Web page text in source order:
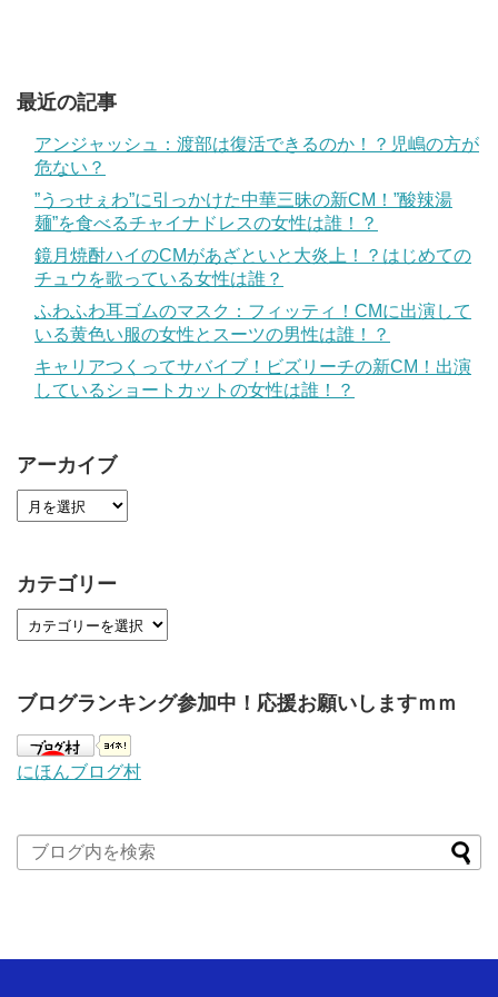
最近の記事
アンジャッシュ：渡部は復活できるのか！？児嶋の方が
危ない？
”うっせぇわ”に引っかけた中華三昧の新CM！”酸辣湯
麺”を食べるチャイナドレスの女性は誰！？
鏡月焼酎ハイのCMがあざといと大炎上！？はじめての
チュウを歌っている女性は誰？
ふわふわ耳ゴムのマスク：フィッティ！CMに出演して
いる黄色い服の女性とスーツの男性は誰！？
キャリアつくってサバイブ！ビズリーチの新CM！出演
しているショートカットの女性は誰！？
アーカイブ
カテゴリー
ブログランキング参加中！応援お願いしますｍｍ
にほんブログ村